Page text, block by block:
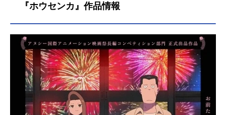
『ホウセンカ』作品情報